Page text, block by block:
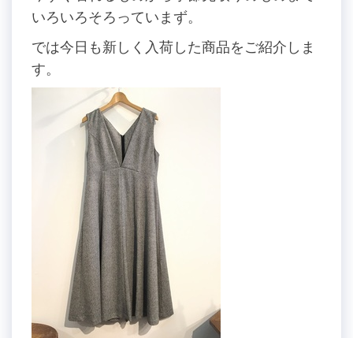
いろいろそろっていまず。
では今日も新しく入荷した商品をご紹介しま
す。